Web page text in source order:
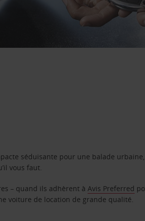
séduisante pour une balade
vous faut.
– quand ils adhèrent àAvis Preferred
voiture de location de grande qualité.